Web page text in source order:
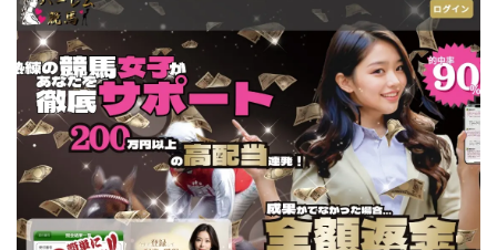
サイトマップ
デモプリセット記事 #7
デモプリセット記事 Part07
フロントページ
プライバシーポリシー
免責事項
利用規約／特定商取引法に基づく表記
有料記事の決済完了ページ
運営者情報